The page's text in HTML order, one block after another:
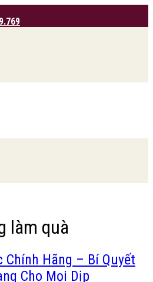
làm quà
Chính Hãng – Bí Quyết
Cho Mọi Dịp